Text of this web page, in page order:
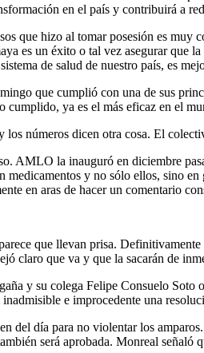
en el país y contribuirá a
que hizo al tomar posesión es
es un éxito o tal vez asegurar que
de salud de nuestro país, es
que cumplió con una de sus
ya es el más eficaz en el
los números dicen otra cosa. El
AMLO la inauguró en diciembre
medicamentos y no sólo ellos, sino
en aras de hacer un comentario
que llevan prisa.
claro que va y que la sacarán de
y su colega Felipe Consuelo Soto
e improcedente una
del día para no violentar los
será aprobada. Monreal